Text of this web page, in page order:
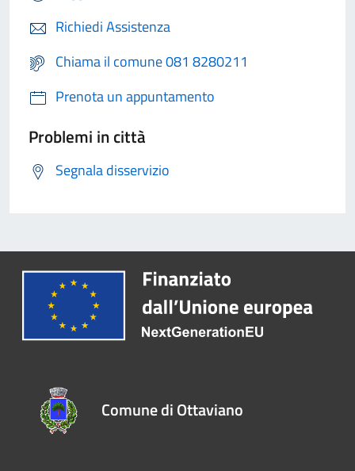
Richiedi Assistenza
Chiama il comune 081 8280211
Prenota un appuntamento
Problemi in città
Segnala disservizio
Comune di Ottaviano